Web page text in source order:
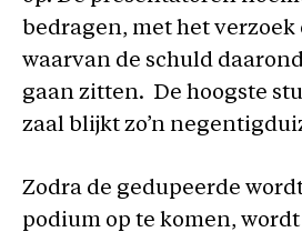
bedragen, met het verzoek
waarvan de schuld
gaan zitten. De hoogste
zaal blijkt zo’n
Zodra de gedupeerde
podium op te komen,